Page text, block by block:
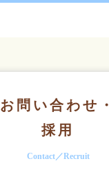
お問い合わせ・
採用
Contact／Recruit